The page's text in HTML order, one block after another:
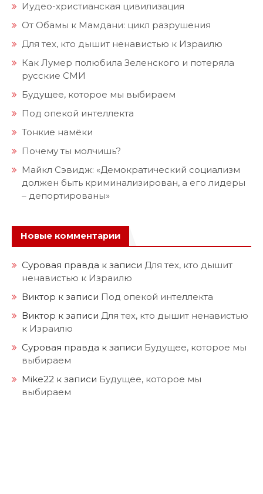
Иудео-христианская цивилизация
От Обамы к Мамдани: цикл разрушения
Для тех, кто дышит ненавистью к Израилю
Как Лумер полюбила Зеленского и потеряла
русские СМИ
Будущее, которое мы выбираем
Под опекой интеллекта
Тонкие намёки
Почему ты молчишь?
Майкл Сэвидж: «Демократический социализм
должен быть криминализирован, а его лидеры
– депортированы»
Новые комментарии
Суровая правда к записи Для тех, кто дышит
ненавистью к Израилю
Виктор к записи Под опекой интеллекта
Виктор к записи Для тех, кто дышит ненавистью
к Израилю
Суровая правда к записи Будущее, которое мы
выбираем
Mike22 к записи Будущее, которое мы
выбираем